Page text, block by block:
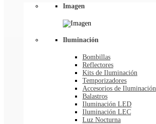
Imagen
Iluminación
Bombillas
Reflectores
Kits de Iluminación
Temporizadores
Accesorios de Iluminación
Balastros
Iluminación LED
Iluminación LEC
Luz Nocturna